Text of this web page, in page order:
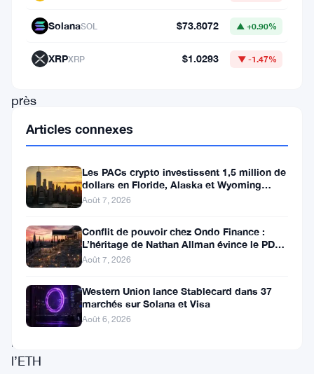
traders
surveillent
près
marché
alors
que
pression
baissière
pouvant
potentiellement
l’ETH
SolanaSOL $73.8072 ▲ +0.90%
XRPXRP $1.0293 ▼ -1.47%
Articles connexes
Les PACs crypto investissent 1,5 million de
dollars en Floride, Alaska et Wyoming
après un revers au Michigan
Août 7, 2026
Conflit de pouvoir chez Ondo Finance :
L’héritage de Nathan Allman évince le PDG
Ian De Bode le 24 juillet
Août 7, 2026
Western Union lance Stablecard dans 37
marchés sur Solana et Visa
Août 6, 2026